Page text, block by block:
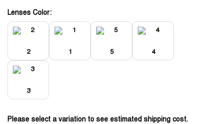
Lenses Color:
2 1 5 4
3
Please select a variation to see estimated shipping cost.